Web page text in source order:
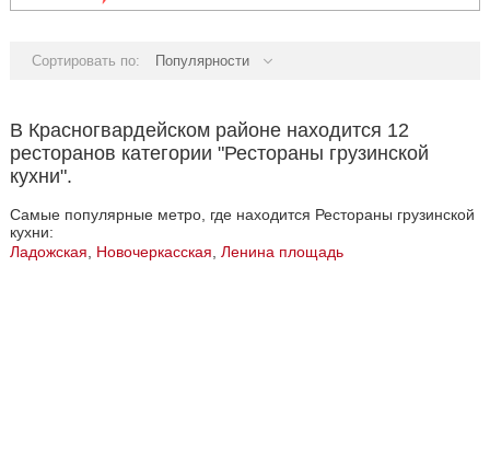
Сортировать по: Популярности
В Красногвардейском районе находится 12
ресторанов категории "Рестораны грузинской
кухни".
Самые популярные метро, где находится Рестораны грузинской
кухни:
Ладожская
Новочеркасская Ленина площадь